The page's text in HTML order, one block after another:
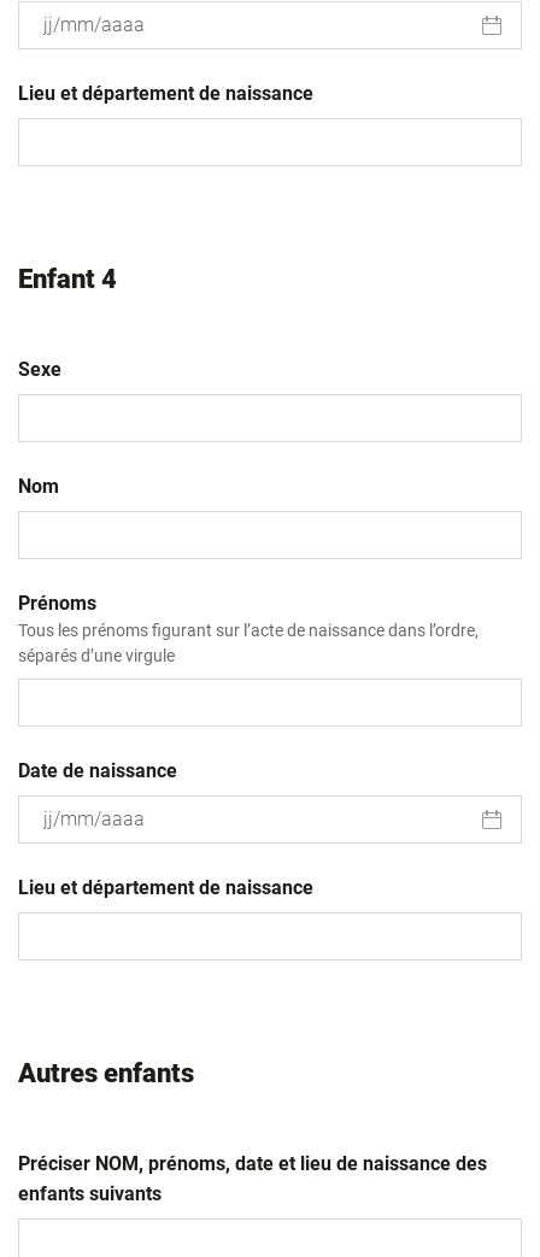
slash
MM
Lieu et département de naissance
Enfant 4
Sexe
Nom
Prénoms
Tous les prénoms figurant sur l’acte de naissance dans l’ordre,
séparés d’une virgule
Date de naissance
slash
MM
Lieu et département de naissance
Autres enfants
Préciser NOM, prénoms, date et lieu de naissance des
enfants suivants